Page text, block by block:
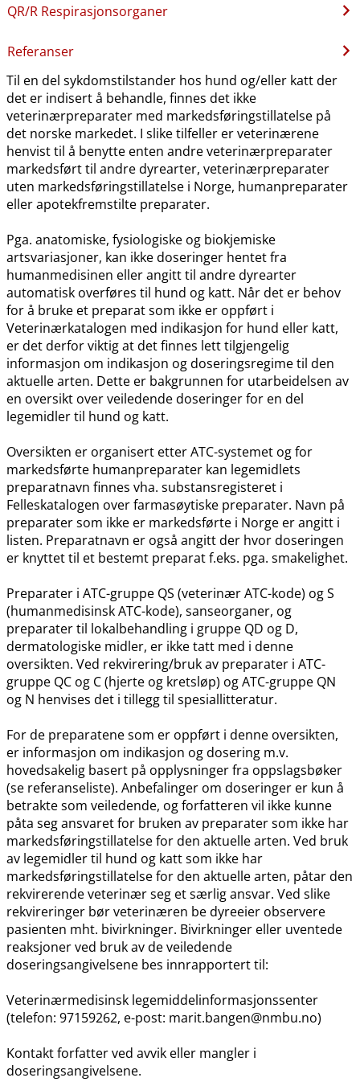
QR​/​R Respirasjonsorganer
Referanser
Til en del sykdomstilstander hos hund og​/​eller katt der
det er indisert å behandle, finnes det ikke
veterinærpreparater med markedsføringstillatelse på
det norske markedet. I slike tilfeller er veterinærene
henvist til å benytte enten andre veterinærpreparater
markedsført til andre dyrearter, veterinærpreparater
uten markedsføringstillatelse i Norge, humanpreparater
eller apotekfremstilte preparater.
Pga. anatomiske, fysiologiske og biokjemiske
artsvariasjoner, kan ikke doseringer hentet fra
humanmedisinen eller angitt til andre dyrearter
automatisk overføres til hund og katt. Når det er behov
for å bruke et preparat som ikke er oppført i
Veterinærkatalogen med indikasjon for hund eller katt,
er det derfor viktig at det finnes lett tilgjengelig
informasjon om indikasjon og doseringsregime til den
aktuelle arten. Dette er bakgrunnen for utarbeidelsen av
en oversikt over veiledende doseringer for en del
legemidler til hund og katt.
Oversikten er organisert etter ATC-systemet og for
markedsførte humanpreparater kan legemidlets
preparatnavn finnes vha. substansregisteret i
Felleskatalogen over farmasøytiske preparater. Navn på
preparater som ikke er markedsførte i Norge er angitt i
listen. Preparatnavn er også angitt der hvor doseringen
er knyttet til et bestemt preparat f.eks. pga. smakelighet.
Preparater i ATC-gruppe QS (veterinær ATC-kode) og S
(humanmedisinsk ATC-kode), sanseorganer, og
preparater til lokalbehandling i gruppe QD og D,
dermatologiske midler, er ikke tatt med i denne
oversikten. Ved rekvirering​/​bruk av preparater i ATC-
gruppe QC og C (hjerte og kretsløp) og ATC-gruppe QN
og N henvises det i tillegg til spesiallitteratur.
For de preparatene som er oppført i denne oversikten,
er informasjon om indikasjon og dosering m.v.
hovedsakelig basert på opplysninger fra oppslagsbøker
(se referanseliste). Anbefalinger om doseringer er kun å
betrakte som veiledende, og forfatteren vil ikke kunne
påta seg ansvaret for bruken av preparater som ikke har
markedsføringstillatelse for den aktuelle arten. Ved bruk
av legemidler til hund og katt som ikke har
markedsføringstillatelse for den aktuelle arten, påtar den
rekvirerende veterinær seg et særlig ansvar. Ved slike
rekvireringer bør veterinæren be dyreeier observere
pasienten mht. bivirkninger. Bivirkninger eller uventede
reaksjoner ved bruk av de veiledende
doseringsangivelsene bes innrapportert til:
Veterinærmedisinsk legemiddelinformasjonssenter
(telefon: 97159262, e-post: marit.bangen@nmbu.no)
Kontakt forfatter ved avvik eller mangler i
doseringsangivelsene.